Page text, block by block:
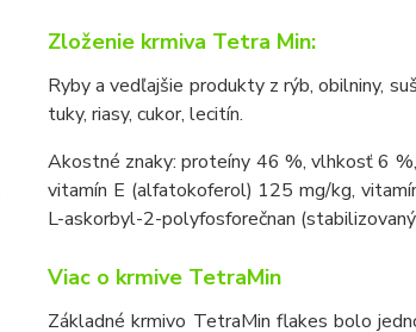
Zloženie krmiva Tetra Min:
Ryby a vedľajšie produkty z rýb, obilniny,
tuky, riasy, cukor, lecitín.
Akostné znaky: proteíny 46 %, vlhkosť 6
vitamín E (alfatokoferol) 125 mg/kg,
L-askorbyl-2-polyfosforečnan
Viac o krmive TetraMin
Základné krmivo TetraMin flakes bolo